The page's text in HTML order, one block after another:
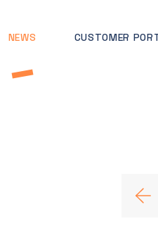
NEWS CUSTOMER